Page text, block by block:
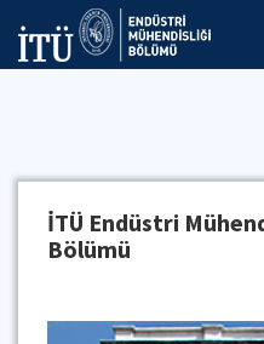
İTÜ Endüstri
Bölümü